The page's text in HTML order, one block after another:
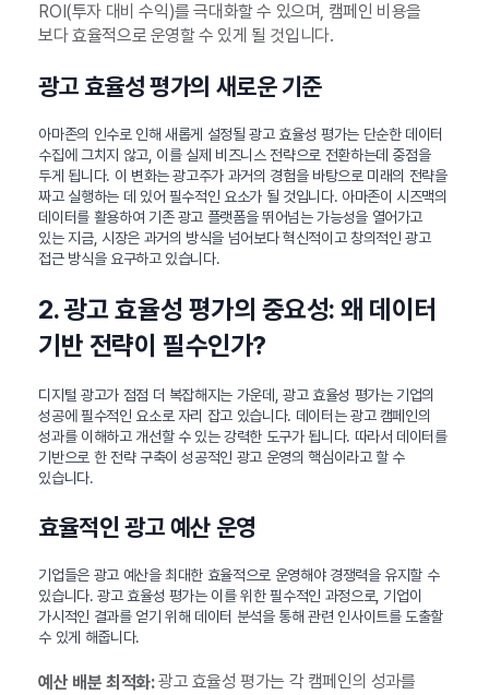
ROI(투자 대비 수익)를 극대화할 수 있으며, 캠페인 비용을
보다 효율적으로 운영할 수 있게 될 것입니다.
광고 효율성 평가의 새로운 기준
아마존의 인수로 인해 새롭게 설정될 광고 효율성 평가는 단순한 데이터
수집에 그치지 않고, 이를 실제 비즈니스 전략으로 전환하는데 중점을
두게 됩니다. 이 변화는 광고주가 과거의 경험을 바탕으로 미래의 전략을
짜고 실행하는 데 있어 필수적인 요소가 될 것입니다. 아마존이 시즈맥의
데이터를 활용하여 기존 광고 플랫폼을 뛰어넘는 가능성을 열어가고
있는 지금, 시장은 과거의 방식을 넘어보다 혁신적이고 창의적인 광고
접근 방식을 요구하고 있습니다.
2. 광고 효율성 평가의 중요성: 왜 데이터
기반 전략이 필수인가?
디지털 광고가 점점 더 복잡해지는 가운데, 광고 효율성 평가는 기업의
성공에 필수적인 요소로 자리 잡고 있습니다. 데이터는 광고 캠페인의
성과를 이해하고 개선할 수 있는 강력한 도구가 됩니다. 따라서 데이터를
기반으로 한 전략 구축이 성공적인 광고 운영의 핵심이라고 할 수
있습니다.
효율적인 광고 예산 운영
기업들은 광고 예산을 최대한 효율적으로 운영해야 경쟁력을 유지할 수
있습니다. 광고 효율성 평가는 이를 위한 필수적인 과정으로, 기업이
가시적인 결과를 얻기 위해 데이터 분석을 통해 관련 인사이트를 도출할
수 있게 해줍니다.
예산 배분 최적화:광고 효율성 평가는 각 캠페인의 성과를